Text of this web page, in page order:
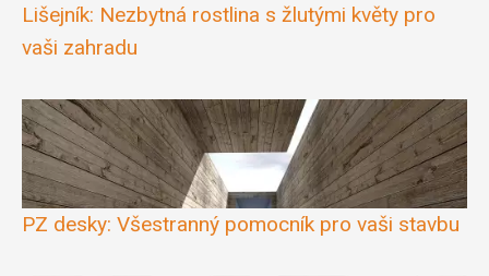
Lišejník: Nezbytná rostlina s žlutými květy pro
vaši zahradu
PZ desky: Všestranný pomocník pro vaši stavbu